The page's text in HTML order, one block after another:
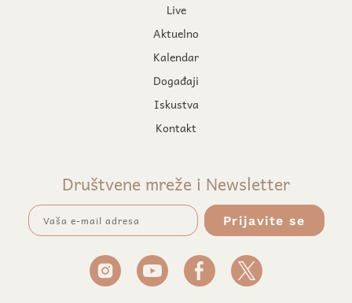
Live
Aktuelno
Kalendar
Događaji
Iskustva
Kontakt
Društvene mreže i Newsletter